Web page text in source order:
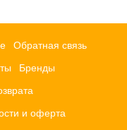
Обратная связь
Бренды
и оферта